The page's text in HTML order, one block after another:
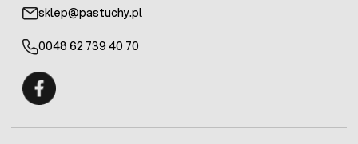
sklep@pastuchy.pl
0048 62 739 40 70